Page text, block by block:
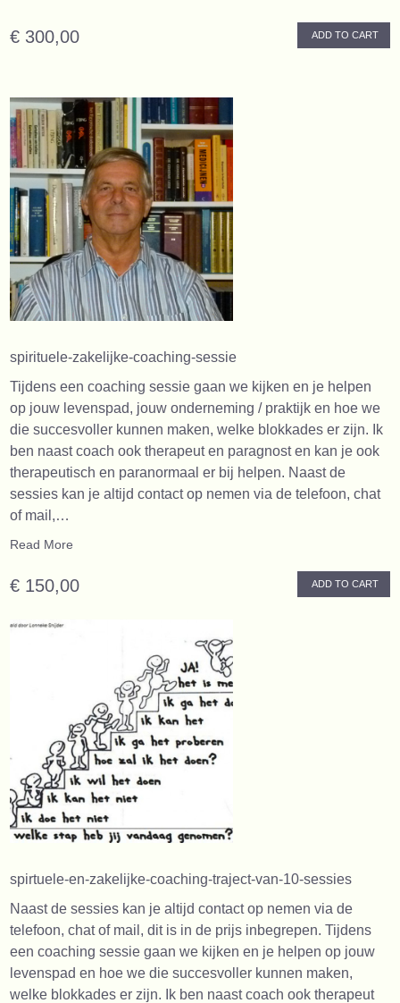
€ 300,00 ADD TO CART
spirituele-zakelijke-coaching-sessie
Tijdens een coaching sessie gaan we kijken en je helpen
op jouw levenspad, jouw onderneming / praktijk en hoe we
die succesvoller kunnen maken, welke blokkades er zijn. Ik
ben naast coach ook therapeut en paragnost en kan je ook
therapeutisch en paranormaal er bij helpen. Naast de
sessies kan je altijd contact op nemen via de telefoon, chat
of mail,…
Read More
€ 150,00 ADD TO CART
spirtuele-en-zakelijke-coaching-traject-van-10-sessies
Naast de sessies kan je altijd contact op nemen via de
telefoon, chat of mail, dit is in de prijs inbegrepen. Tijdens
een coaching sessie gaan we kijken en je helpen op jouw
levenspad en hoe we die succesvoller kunnen maken,
welke blokkades er zijn. Ik ben naast coach ook therapeut